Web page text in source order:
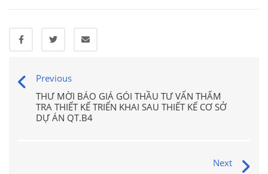
Previous
THƯ MỜI BÁO GIÁ GÓI THẦU TƯ VẤN THẨM
TRA THIẾT KẾ TRIỂN KHAI SAU THIẾT KẾ CƠ SỞ
DỰ ÁN QT.B4
Next